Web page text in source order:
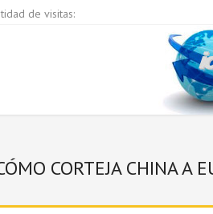
de visitas:
CORTEJA CHINA A